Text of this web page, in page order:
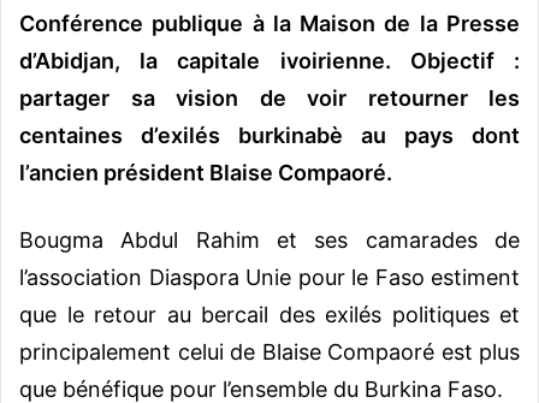
Conférence publique à la Maison de la Presse
d’Abidjan, la capitale ivoirienne. Objectif :
partager sa vision de voir retourner les
centaines d’exilés burkinabè au pays dont
l’ancien président Blaise Compaoré.
Bougma Abdul Rahim et ses camarades de
l’association Diaspora Unie pour le Faso estiment
que le retour au bercail des exilés politiques et
principalement celui de Blaise Compaoré est plus
que bénéfique pour l’ensemble du Burkina Faso.